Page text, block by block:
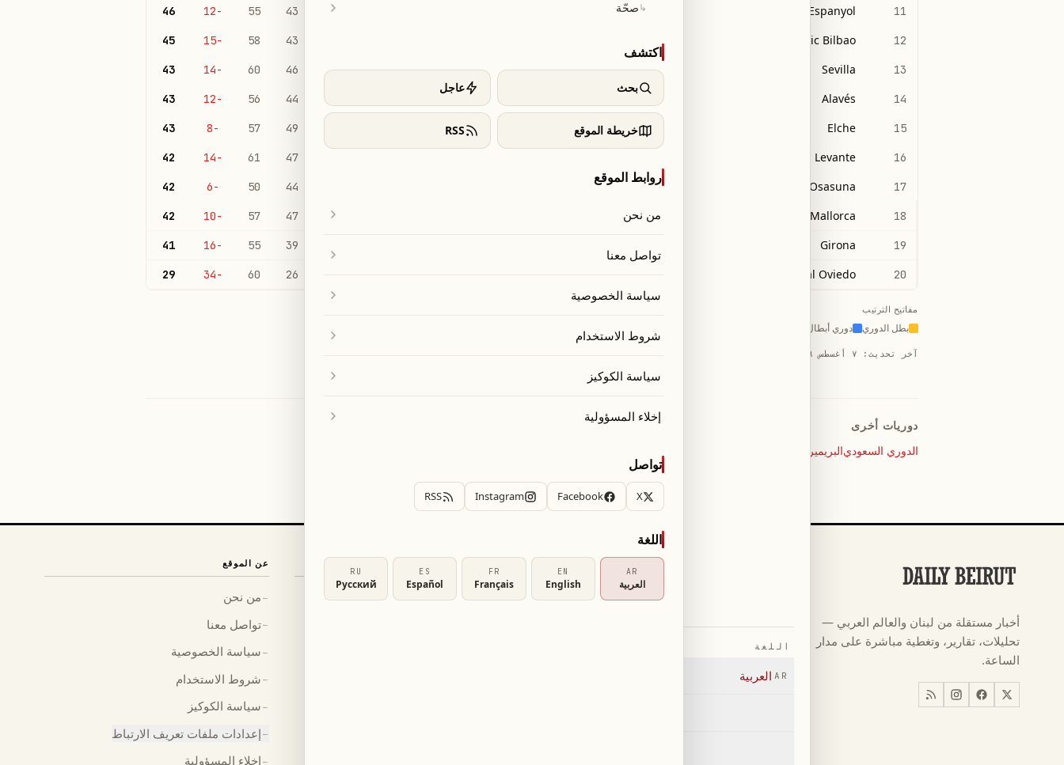
11
Espanyol
16
43
55
-12
46
12
Athletic Bilbao
43
58
-15
45
13
Sevilla
38
12
7
19
46
60
-14
43
14
Alavés
17
44
56
-12
43
15
Elche
49
57
-8
43
16
Levante
47
61
-14
42
17
Osasuna
44
50
-6
42
18
Mallorca
18
47
57
-10
42
19
Girona
39
55
-16
41
20
Real Oviedo
26
60
-34
29
مفاتيح الترتيب
بطل الدوري دوري أبطال أوروبا دوري المؤتمر الأوروبي الهبوط
آخر تحديث : ٧ أغسطس ٢٠٢٦، ١٠:٠٣ ص
دوريات أخرى
الدوري السعوديالبريميرليغ
أخبار مستقلة من لبنان والعالم العربي —
تحليلات، تقارير، وتغطية مباشرة على مدار
الساعة.
كأس العالم ٢٠٢٦
←أخبار
←اخبار لبنان
بحث
عن الموقع
← من نحن
←تواصل معنا
← سياسة الخصوصية
← شروط الاستخدام
← سياسة الكوكيز
← إعدادات ملفات تعريف الارتباط
← إخلاء المسؤولية
اللغة
AR العربية
↳صحّة
اكتشف
بحث عاجل
خريطة الموقع RSS
روابط الموقع
من نحن
تواصل معنا
سياسة الخصوصية
شروط الاستخدام
سياسة الكوكيز
إخلاء المسؤولية
تواصل
X
Facebook
Instagram
RSS
اللغة
AR
العربية
EN
English
FR
Français
ES
Español
RU
Русский